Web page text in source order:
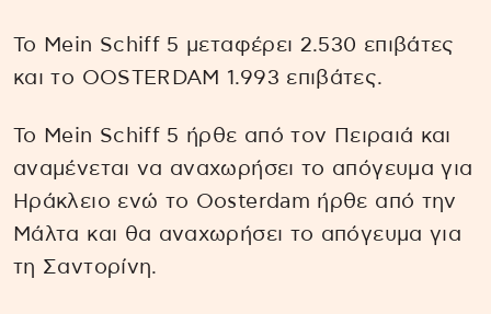
Το Mein Schiff 5 μεταφέρει 2.530 επιβάτες
και το OOSTERDAM 1.993 επιβάτες.
Το Mein Schiff 5 ήρθε από τον Πειραιά και
αναμένεται να αναχωρήσει το απόγευμα για
Ηράκλειο ενώ το Oosterdam ήρθε από την
Μάλτα και θα αναχωρήσει το απόγευμα για
τη Σαντορίνη.